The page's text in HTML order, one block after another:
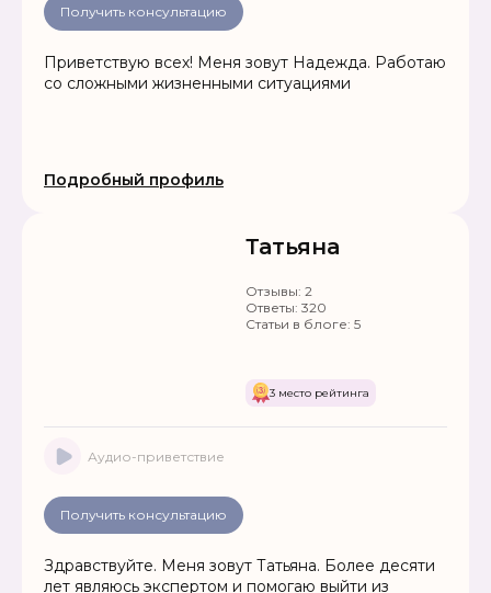
Получить консультацию
Приветствую всех! Меня зовут Надежда. Работаю
со сложными жизненными ситуациями
Подробный профиль
Татьяна
Отзывы: 2
Ответы: 320
Статьи в блоге: 5
3 место рейтинга
Аудио-приветствие
Получить консультацию
Здравствуйте. Меня зовут Татьяна. Более десяти
лет являюсь экспертом и помогаю выйти из